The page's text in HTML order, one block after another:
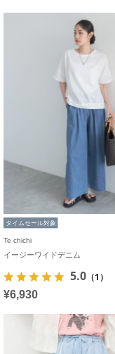
タイムセール対象
Te chichi
イージーワイドデニム
5.0 （1）
¥6,930